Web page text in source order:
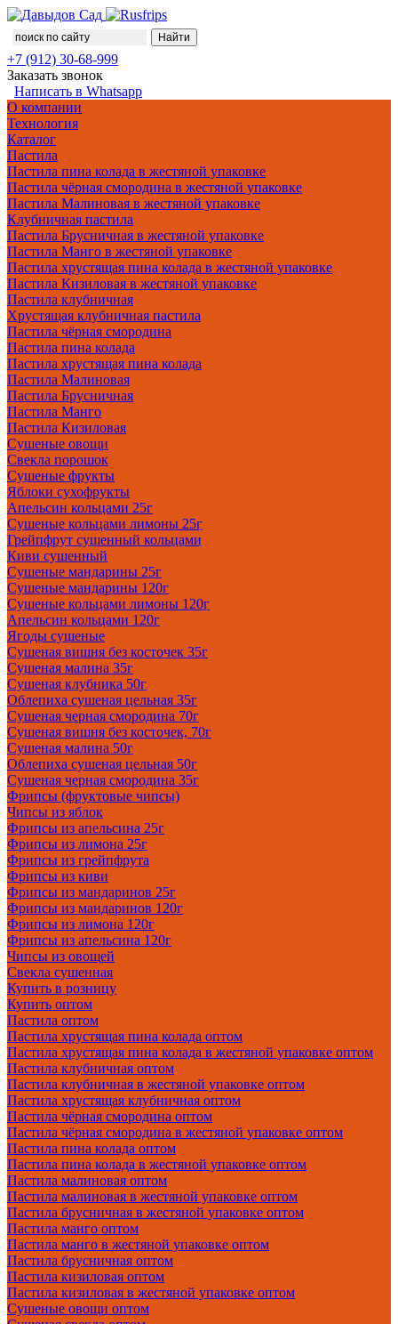
+7 (912) 30-68-999
Заказать звонок
Написать в Whatsapp
О компании
Технология
Каталог
Пастила
Пастила пина колада в жестяной упаковке
Пастила чёрная смородина в жестяной упаковке
Пастила Малиновая в жестяной упаковке
Клубничная пастила
Пастила Брусничная в жестяной упаковке
Пастила Манго в жестяной упаковке
Пастила хрустящая пина колада в жестяной упаковке
Пастила Кизиловая в жестяной упаковке
Пастила клубничная
Хрустящая клубничная пастила
Пастила чёрная смородина
Пастила пина колада
Пастила хрустящая пина колада
Пастила Малиновая
Пастила Брусничная
Пастила Манго
Пастила Кизиловая
Сушеные овощи
Свекла порошок
Сушеные фрукты
Яблоки сухофрукты
Апельсин кольцами 25г
Сушеные кольцами лимоны 25г
Грейпфрут сушенный кольцами
Киви сушенный
Сушеные мандарины 25г
Сушеные мандарины 120г
Сушеные кольцами лимоны 120г
Апельсин кольцами 120г
Ягоды сушеные
Сушеная вишня без косточек 35г
Сушеная малина 35г
Сушеная клубника 50г
Облепиха сушеная цельная 35г
Сушеная черная смородина 70г
Сушеная вишня без косточек, 70г
Сушеная малина 50г
Облепиха сушеная цельная 50г
Сушеная черная смородина 35г
Фрипсы (фруктовые чипсы)
Чипсы из яблок
Фрипсы из апельсина 25г
Фрипсы из лимона 25г
Фрипсы из грейпфрута
Фрипсы из киви
Фрипсы из мандаринов 25г
Фрипсы из мандаринов 120г
Фрипсы из лимона 120г
Фрипсы из апельсина 120г
Чипсы из овощей
Свекла сушенная
Купить в розницу
Купить оптом
Пастила оптом
Пастила хрустящая пина колада оптом
Пастила хрустящая пина колада в жестяной упаковке оптом
Пастила клубничная оптом
Пастила клубничная в жестяной упаковке оптом
Пастила хрустящая клубничная оптом
Пастила чёрная смородина оптом
Пастила чёрная смородина в жестяной упаковке оптом
Пастила пина колада оптом
Пастила пина колада в жестяной упаковке оптом
Пастила малиновая оптом
Пастила малиновая в жестяной упаковке оптом
Пастила брусничная в жестяной упаковке оптом
Пастила манго оптом
Пастила манго в жестяной упаковке оптом
Пастила брусничная оптом
Пастила кизиловая оптом
Пастила кизиловая в жестяной упаковке оптом
Сушеные овощи оптом